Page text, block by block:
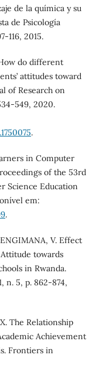
de la química y su
de Psicología
116, 2015.
do different
attitudes toward
of Research on
549, 2020.
.
in Computer
of the 53rd
Science Education
em:
.
V. Effect
towards
in Rwanda.
n. 5, p. 862-874,
The Relationship
Achievement
Frontiers in